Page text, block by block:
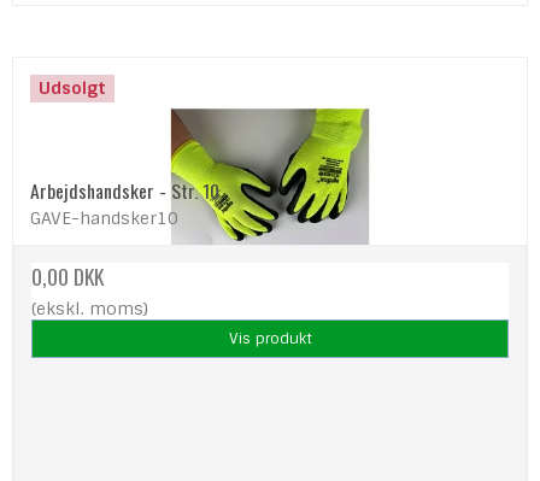
Udsolgt
Arbejdshandsker - Str. 10
GAVE-handsker10
0,00 DKK
(ekskl. moms)
Vis produkt